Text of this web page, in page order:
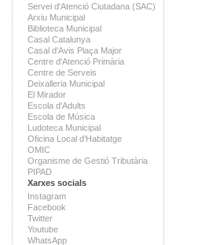
Servei d'Atenció Ciutadana (SAC)
Arxiu Municipal
Biblioteca Municipal
Casal Catalunya
Casal d'Avis Plaça Major
Centre d'Atenció Primària
Centre de Serveis
Deixalleria Municipal
El Mirador
Escola d'Adults
Escola de Música
Ludoteca Municipal
Oficina Local d'Habitatge
OMIC
Organisme de Gestió Tributària
PIPAD
Xarxes socials
Instagram
Facebook
Twitter
Youtube
WhatsApp